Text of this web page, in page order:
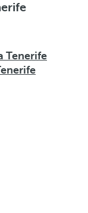
Tenerife